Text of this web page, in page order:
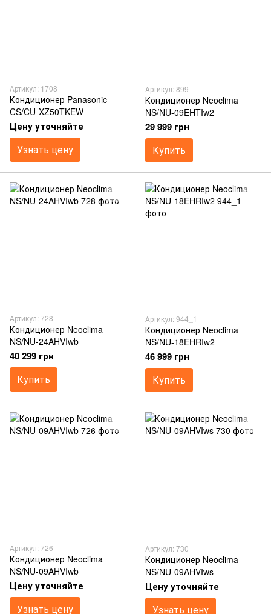
Артикул: 1708
Кондиционер Panasonic
CS/CU-XZ50TKEW
Цену уточняйте
Узнать цену
Артикул: 899
Кондиционер Neoclima
NS/NU-09EHTIw2
29 999 грн
Купить
Артикул: 728
Кондиционер Neoclima
NS/NU-24AHVIwb
40 299 грн
Купить
Артикул: 944_1
Кондиционер Neoclima
NS/NU-18EHRIw2
46 999 грн
Купить
Артикул: 726
Кондиционер Neoclima
NS/NU-09AHVIwb
Цену уточняйте
Узнать цену
Артикул: 730
Кондиционер Neoclima
NS/NU-09AHVIws
Цену уточняйте
Узнать цену